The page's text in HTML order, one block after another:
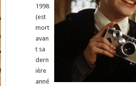
1998
(est
mort
avan
t sa
dern
ière
anné